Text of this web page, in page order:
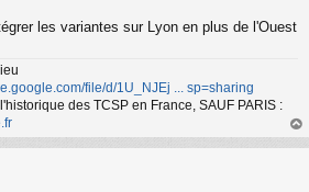
les variantes sur Lyon en plus de l'Ouest
file/d/1U_NJEj ... sp=sharing
des TCSP en France, SAUF PARIS :
au